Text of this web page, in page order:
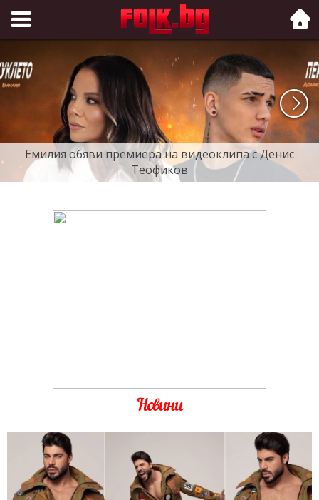
Folk.bg
Емилия обяви премиера на видеоклипа с Денис
Теофиков
Новини